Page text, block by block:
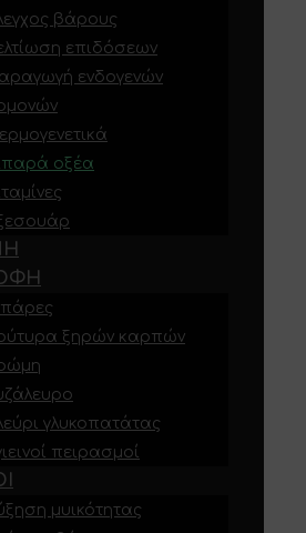
βάρους
επιδόσεων
ενδογενών
οξέα
ξηρών καρπών
γλυκοπατάτας
πειρασμοί
μυικότητας